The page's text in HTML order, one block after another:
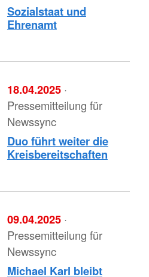
Sozialstaat und
Ehrenamt
18.04.2025 ·
Pressemitteilung für
Newssync
Duo führt weiter die
Kreisbereitschaften
09.04.2025 ·
Pressemitteilung für
Newssync
Michael Karl bleibt